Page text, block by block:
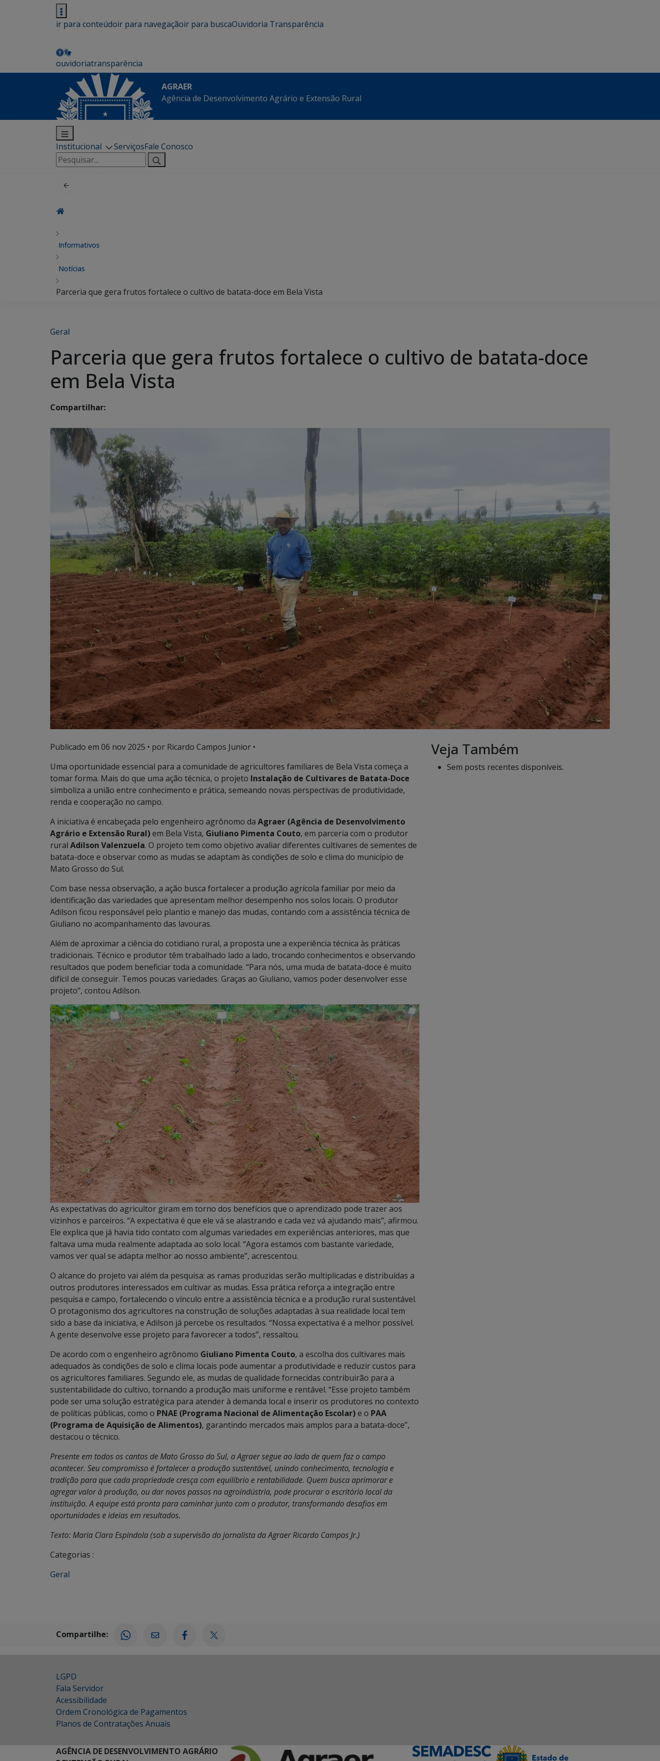
ir para conteúdoir para navegaçãoir para buscaOuvidoria Transparência
ouvidoriatransparência
AGRAER
Agência de Desenvolvimento Agrário e Extensão Rural
Institucional ServiçosFale Conosco
Pesquisar
por:
Informativos
Notícias
Parceria que gera frutos fortalece o cultivo de batata-doce em Bela Vista
Geral
Parceria que gera frutos fortalece o cultivo de batata-doce
em Bela Vista
Compartilhar:
Publicado em 06 nov 2025 • por Ricardo Campos Junior •
Uma oportunidade essencial para a comunidade de agricultores familiares de Bela Vista começa a
tomar forma. Mais do que uma ação técnica, o projeto Instalação de Cultivares de Batata-Doce
simboliza a união entre conhecimento e prática, semeando novas perspectivas de produtividade,
renda e cooperação no campo.
A iniciativa é encabeçada pelo engenheiro agrônomo da Agraer (Agência de Desenvolvimento
Agrário e Extensão Rural)em Bela Vista, Giuliano Pimenta Couto, em parceria com o produtor
rural Adilson Valenzuela. O projeto tem como objetivo avaliar diferentes cultivares de sementes de
batata-doce e observar como as mudas se adaptam às condições de solo e clima do município de
Mato Grosso do Sul.
Com base nessa observação, a ação busca fortalecer a produção agrícola familiar por meio da
identificação das variedades que apresentam melhor desempenho nos solos locais. O produtor
Adilson ficou responsável pelo plantio e manejo das mudas, contando com a assistência técnica de
Giuliano no acompanhamento das lavouras.
Além de aproximar a ciência do cotidiano rural, a proposta une a experiência técnica às práticas
tradicionais. Técnico e produtor têm trabalhado lado a lado, trocando conhecimentos e observando
resultados que podem beneficiar toda a comunidade. “Para nós, uma muda de batata-doce é muito
difícil de conseguir. Temos poucas variedades. Graças ao Giuliano, vamos poder desenvolver esse
projeto”, contou Adilson.
As expectativas do agricultor giram em torno dos benefícios que o aprendizado pode trazer aos
vizinhos e parceiros. “A expectativa é que ele vá se alastrando e cada vez vá ajudando mais”, afirmou.
Ele explica que já havia tido contato com algumas variedades em experiências anteriores, mas que
faltava uma muda realmente adaptada ao solo local. “Agora estamos com bastante variedade,
vamos ver qual se adapta melhor ao nosso ambiente”, acrescentou.
O alcance do projeto vai além da pesquisa: as ramas produzidas serão multiplicadas e distribuídas a
outros produtores interessados em cultivar as mudas. Essa prática reforça a integração entre
pesquisa e campo, fortalecendo o vínculo entre a assistência técnica e a produção rural sustentável.
O protagonismo dos agricultores na construção de soluções adaptadas à sua realidade local tem
sido a base da iniciativa, e Adilson já percebe os resultados. “Nossa expectativa é a melhor possível.
A gente desenvolve esse projeto para favorecer a todos”, ressaltou.
De acordo com o engenheiro agrônomo Giuliano Pimenta Couto, a escolha dos cultivares mais
adequados às condições de solo e clima locais pode aumentar a produtividade e reduzir custos para
os agricultores familiares. Segundo ele, as mudas de qualidade fornecidas contribuirão para a
sustentabilidade do cultivo, tornando a produção mais uniforme e rentável. “Esse projeto também
pode ser uma solução estratégica para atender à demanda local e inserir os produtores no contexto
de políticas públicas, como o PNAE (Programa Nacional de Alimentação Escolar)e o PAA
(Programa de Aquisição de Alimentos), garantindo mercados mais amplos para a batata-doce”,
destacou o técnico.
Presente em todos os cantos de Mato Grosso do Sul, a Agraer segue ao lado de quem faz o campo
acontecer. Seu compromisso é fortalecer a produção sustentável, unindo conhecimento, tecnologia e
tradição para que cada propriedade cresça com equilíbrio e rentabilidade. Quem busca aprimorar e
agregar valor à produção, ou dar novos passos na agroindústria, pode procurar o escritório local da
instituição. A equipe está pronta para caminhar junto com o produtor, transformando desafios em
oportunidades e ideias em resultados.
Texto: Maria Clara Espíndola (sob a supervisão do jornalista da Agraer Ricardo Campos Jr.)
Categorias :
Geral
Veja Também
Sem posts recentes disponíveis.
Compartilhe:
LGPD
Fala Servidor
Acessibilidade
Ordem Cronológica de Pagamentos
Planos de Contratações Anuais
AGÊNCIA DE DESENVOLVIMENTO AGRÁRIO